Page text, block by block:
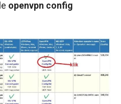
openvpn config